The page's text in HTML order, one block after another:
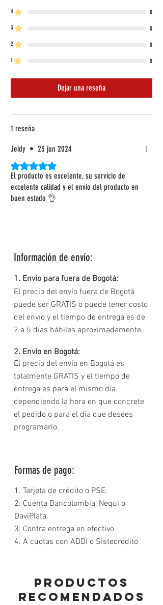
4 0
3 0
2 0
1 0
Dejar una reseña
1 reseña
Jeidy • 23 jun 2024
Obtuvo 5 de 5 estrellas.
El producto es excelente, su servicio de
excelente calidad y el envío del producto en
buen estado 👌
Información de envío:
1. Envío para fuera de Bogotá:
El precio del envío fuera de Bogotá
puede ser GRATIS o puede tener costo
del envío y el tiempo de entrega es de
2 a 5 días hábiles aproximadamente.
2. Envío en Bogotá:
El precio del envío en Bogotá es
totalmente GRATIS y el tiempo de
entrega es para el mismo día
dependiendo la hora en que concrete
el pedido o para el día que desees
programarlo.
Formas de pago:
1. Tarjeta de crédito o PSE.
2. Cuenta Bancolombia, Nequi o
DaviPlata.
3. Contra entrega en efectivo
4. A cuotas con ADDI o Sistecrédito
PRODUCTOS
RECOMENDADOS